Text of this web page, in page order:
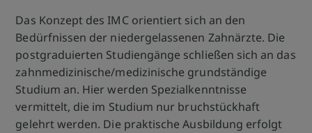
Das Konzept des IMC orientiert sich an den
Bedürfnissen der niedergelassenen Zahnärzte. Die
postgraduierten Studiengänge schließen sich an das
zahnmedizinische/medizinische grundständige
Studium an. Hier werden Spezialkenntnisse
vermittelt, die im Studium nur bruchstückhaft
gelehrt werden. Die praktische Ausbildung erfolgt